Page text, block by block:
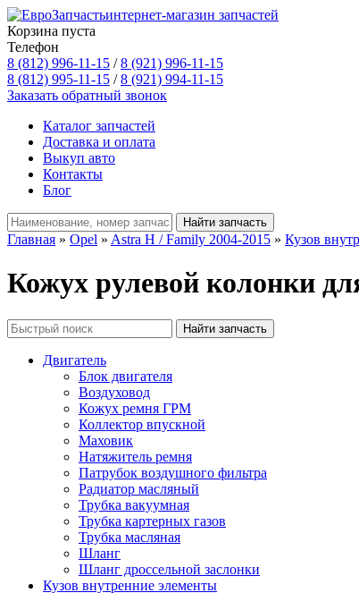
интернет-магазин запчастей
Корзина пуста
Телефон
8 (812) 996-11-15 /8 (921) 996-11-15
8 (812) 995-11-15 /8 (921) 994-11-15
Заказать обратный звонок
Каталог запчастей
Доставка и оплата
Выкуп авто
Контакты
Блог
Главная » Opel » Astra H / Family 2004-2015 » Кузов
Кожух рулевой колонки
Двигатель
Блок двигателя
Воздуховод
Кожух ремня ГРМ
Коллектор впускной
Маховик
Натяжитель ремня
Патрубок воздушного фильтра
Радиатор масляный
Трубка вакуумная
Трубка картерных газов
Трубка масляная
Шланг
Шланг дроссельной заслонки
Кузов внутренние элементы